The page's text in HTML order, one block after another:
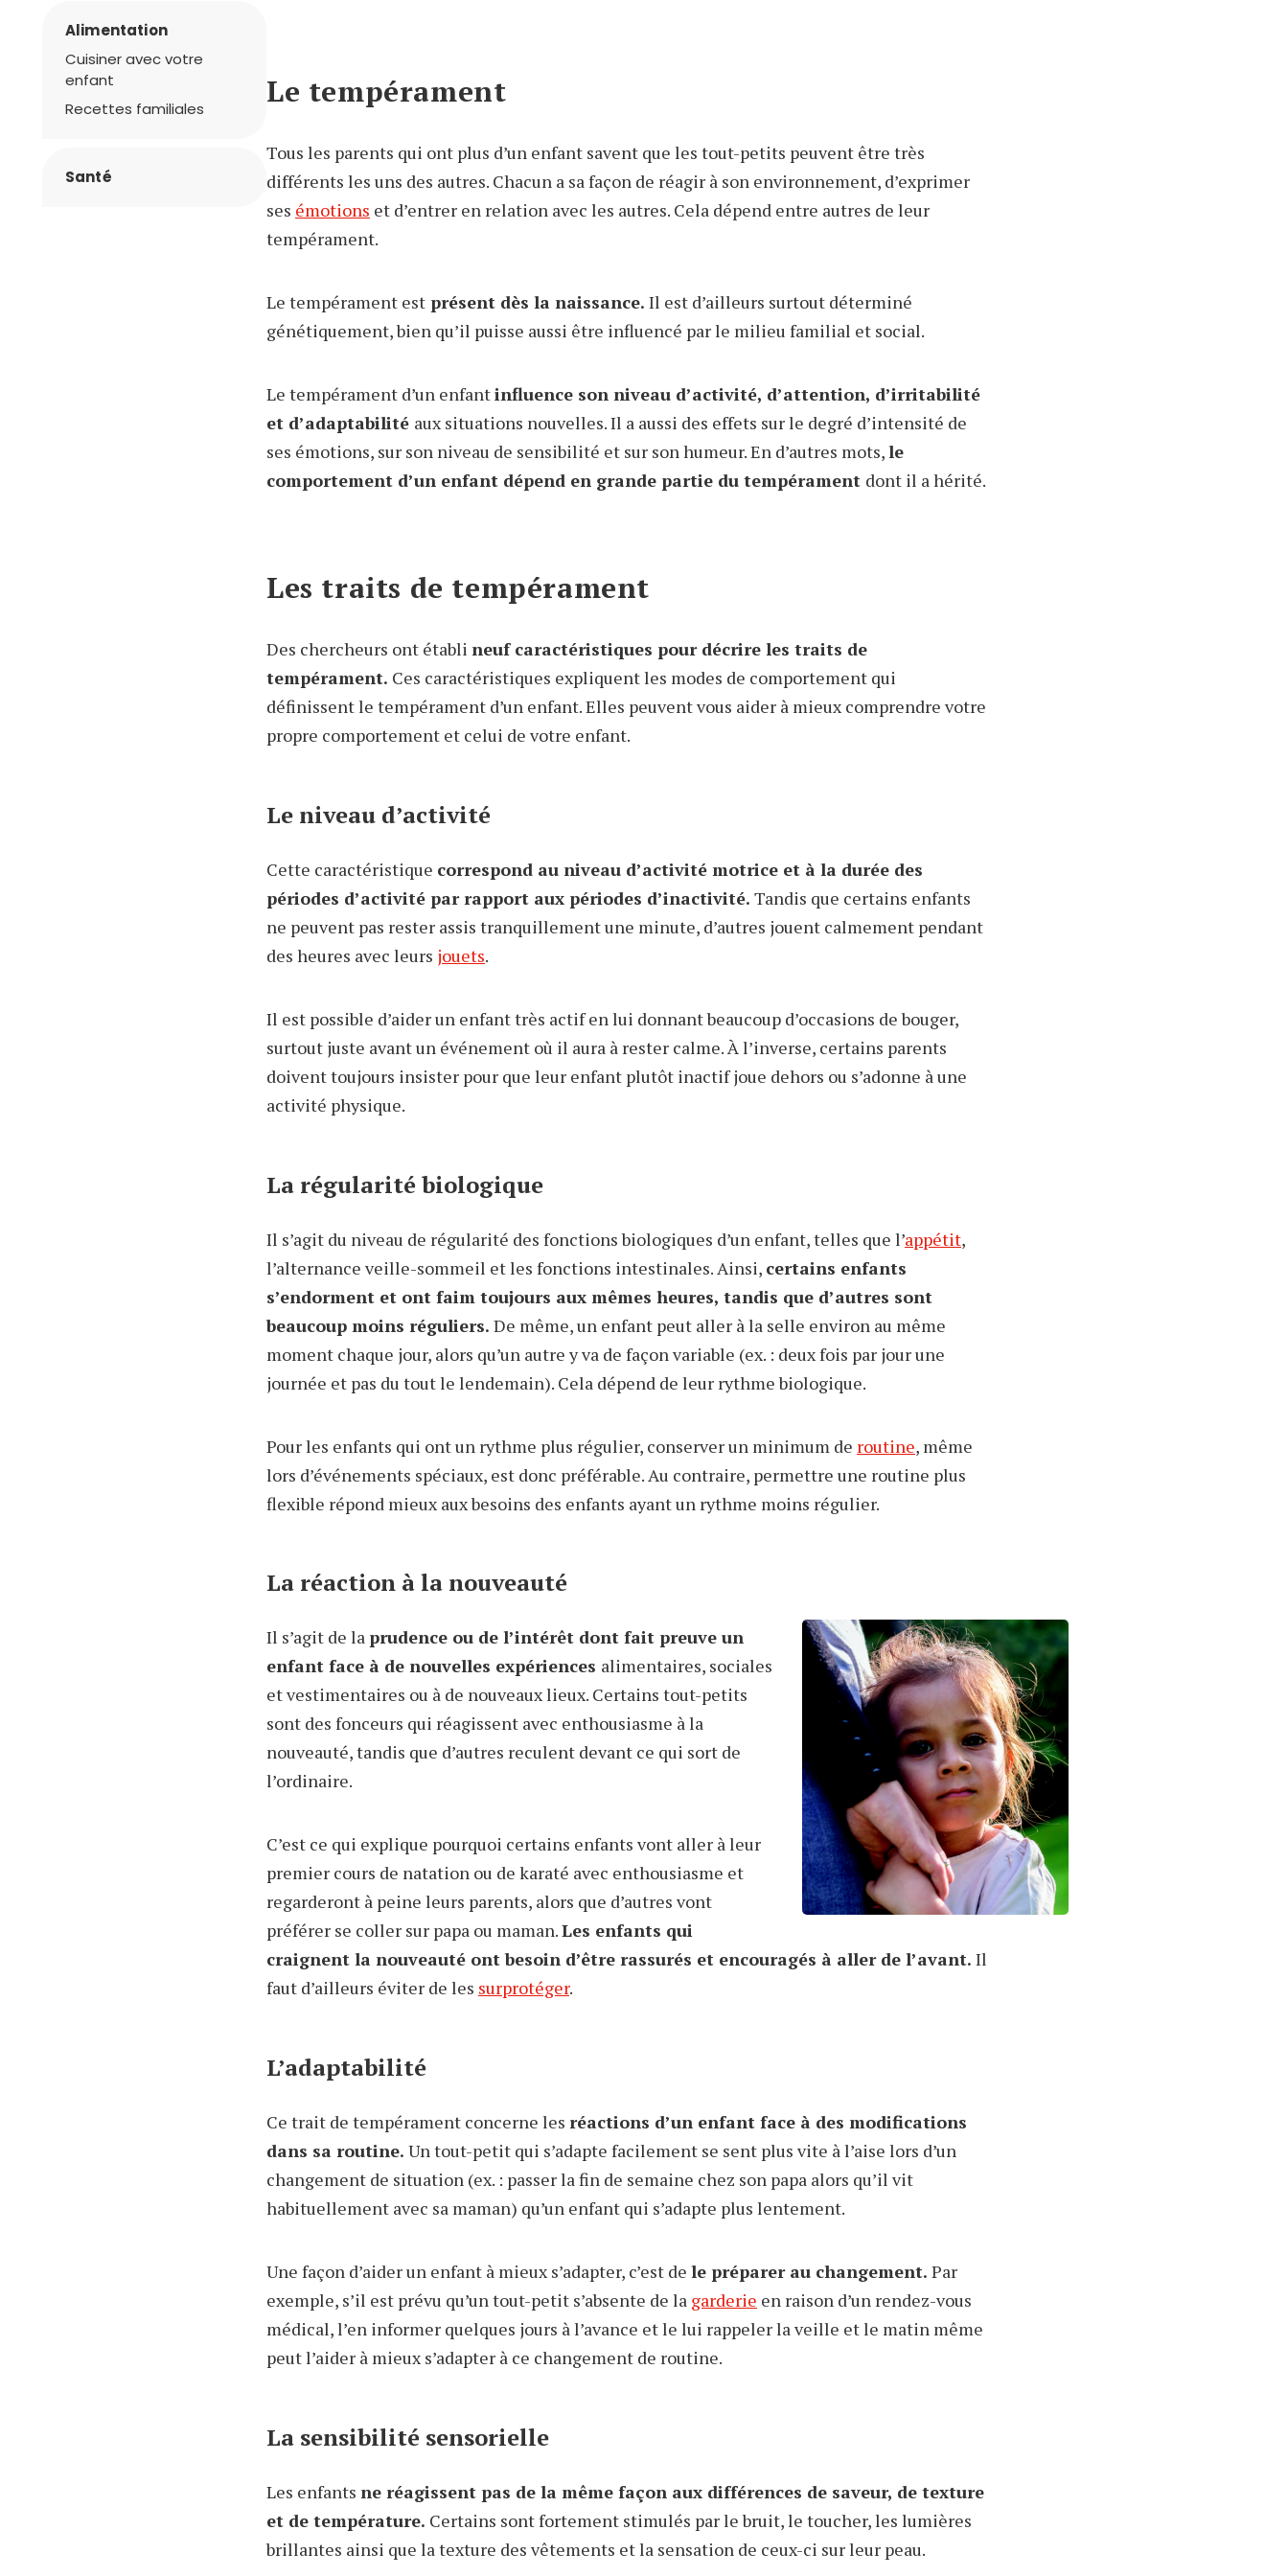
Le tempérament
Tous les parents qui ont plus d’un enfant savent que les tout-petits peuvent être très
différents les uns des autres. Chacun a sa façon de réagir à son environnement, d’exprimer
ses émotions et d’entrer en relation avec les autres. Cela dépend entre autres de leur
tempérament.
Le tempérament est présent dès la naissance. Il est d’ailleurs surtout déterminé
génétiquement, bien qu’il puisse aussi être influencé par le milieu familial et social.
Le tempérament d’un enfantinfluence son niveau d’activité, d’attention, d’irritabilité
et d’adaptabilité aux situations nouvelles. Il a aussi des effets sur le degré d’intensité de
ses émotions, sur son niveau de sensibilité et sur son humeur. En d’autres mots,le
comportement d’un enfant dépend en grande partie du tempérament dont il a hérité.
Les traits de tempérament
Des chercheurs ont établi neuf caractéristiques pour décrire les traits de
tempérament. Ces caractéristiques expliquent les modes de comportement qui
définissent le tempérament d’un enfant. Elles peuvent vous aider à mieux comprendre votre
propre comportement et celui de votre enfant.
Le niveau d’activité
Cette caractéristique correspond au niveau d’activité motrice et à la durée des
périodes d’activité par rapport aux périodes d’inactivité. Tandis que certains enfants
ne peuvent pas rester assis tranquillement une minute, d’autres jouent calmement pendant
des heures avec leurs jouets.
Il est possible d’aider un enfant très actif en lui donnant beaucoup d’occasions de bouger,
surtout juste avant un événement où il aura à rester calme. À l’inverse, certains parents
doivent toujours insister pour que leur enfant plutôt inactif joue dehors ou s’adonne à une
activité physique.
La régularité biologique
Il s’agit du niveau de régularité des fonctions biologiques d’un enfant, telles que l’appétit,
l’alternance veille-sommeil et les fonctions intestinales. Ainsi, certains enfants
s’endorment et ont faim toujours aux mêmes heures, tandis que d’autres sont
beaucoup moins réguliers. De même, un enfant peut aller à la selle environ au même
moment chaque jour, alors qu’un autre y va de façon variable (ex. : deux fois par jour une
journée et pas du tout le lendemain). Cela dépend de leur rythme biologique.
Pour les enfants qui ont un rythme plus régulier, conserver un minimum de routine, même
lors d’événements spéciaux, est donc préférable. Au contraire, permettre une routine plus
flexible répond mieux aux besoins des enfants ayant un rythme moins régulier.
La réaction à la nouveauté
Il s’agit de la prudence ou de l’intérêt dont fait preuve un
enfant face à de nouvelles expériences alimentaires, sociales
et vestimentaires ou à de nouveaux lieux. Certains tout-petits
sont des fonceurs qui réagissent avec enthousiasme à la
nouveauté, tandis que d’autres reculent devant ce qui sort de
l’ordinaire.
C’est ce qui explique pourquoi certains enfants vont aller à leur
premier cours de natation ou de karaté avec enthousiasme et
regarderont à peine leurs parents, alors que d’autres vont
préférer se coller sur papa ou maman.Les enfants qui
craignent la nouveauté ont besoin d’être rassurés et encouragés à aller de l’avant. Il
faut d’ailleurs éviter de les surprotéger.
L’adaptabilité
Ce trait de tempérament concerne les réactions d’un enfant face à des modifications
dans sa routine. Un tout-petit qui s’adapte facilement se sent plus vite à l’aise lors d’un
changement de situation (ex. : passer la fin de semaine chez son papa alors qu’il vit
habituellement avec sa maman) qu’un enfant qui s’adapte plus lentement.
Une façon d’aider un enfant à mieux s’adapter, c’est de le préparer au changement. Par
exemple, s’il est prévu qu’un tout-petit s’absente de la garderie en raison d’un rendez-vous
médical, l’en informer quelques jours à l’avance et le lui rappeler la veille et le matin même
peut l’aider à mieux s’adapter à ce changement de routine.
La sensibilité sensorielle
Les enfants ne réagissent pas de la même façon aux différences de saveur, de texture
et de température. Certains sont fortement stimulés par le bruit, le toucher, les lumières
brillantes ainsi que la texture des vêtements et la sensation de ceux-ci sur leur peau.
Alimentation
Cuisiner avec votre
enfant
Recettes familiales
Santé